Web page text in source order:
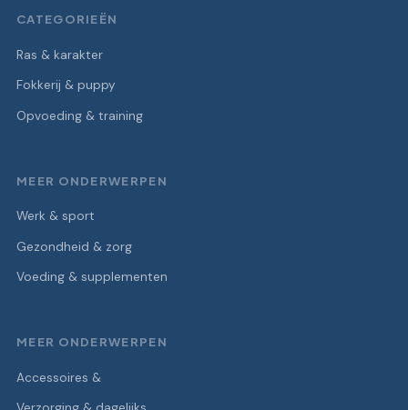
CATEGORIEËN
Ras & karakter
Fokkerij & puppy
Opvoeding & training
MEER ONDERWERPEN
Werk & sport
Gezondheid & zorg
Voeding & supplementen
MEER ONDERWERPEN
Accessoires &